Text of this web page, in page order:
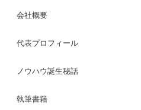
会社概要
代表プロフィール
ノウハウ誕生秘話
執筆書籍